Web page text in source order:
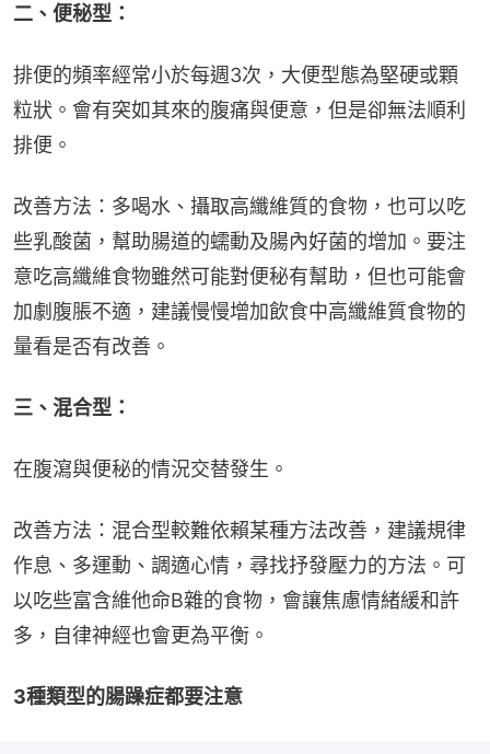
二、便秘型：
排便的頻率經常小於每週3次，大便型態為堅硬或顆
粒狀。會有突如其來的腹痛與便意，但是卻無法順利
排便。
改善方法：多喝水、攝取高纖維質的食物，也可以吃
些乳酸菌，幫助腸道的蠕動及腸內好菌的增加。要注
意吃高纖維食物雖然可能對便秘有幫助，但也可能會
加劇腹脹不適，建議慢慢增加飲食中高纖維質食物的
量看是否有改善。
三、混合型：
在腹瀉與便秘的情況交替發生。
改善方法：混合型較難依賴某種方法改善，建議規律
作息、多運動、調適心情，尋找抒發壓力的方法。可
以吃些富含維他命B雜的食物，會讓焦慮情緒緩和許
多，自律神經也會更為平衡。
3種類型的腸躁症都要注意